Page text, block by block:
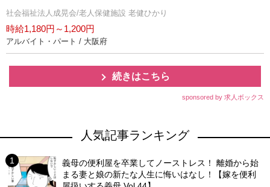
社会福祉法人成晃会/老人保健施設 老健ひかり
時給1,180円～1,200円
アルバイト・パート / 大阪府
続きはこちら
sponsored by 求人ボックス
人気記事ランキング
義母の便利屋を卒業してノーストレス！ 離婚から始
まる妻と娘の新たな人生に悔いはなし！【嫁を便利